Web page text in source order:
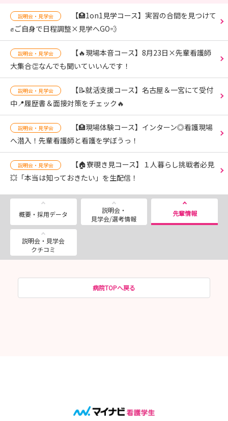
説明会・見学会
【🏥1on1見学コース】実習の合間を見つけて
✊ご自身で日程調整×見学へGO💨
説明会・見学会
【🔥現場本音コース】8月23日×先輩看護師
大集合👏なんでも聞いていいんです！
説明会・見学会
【📝就活支援コース】名古屋＆一宮にて受付
中📍履歴書＆面接対策をチェック🔥
説明会・見学会
【🏥現場体験コース】インターン◎看護現場
へ潜入！先輩看護師と看護を学ぼうっ！
説明会・見学会
【🏠寮覗き見コース】１人暮らし挑戦者必見
💥「本当は知っておきたい」を生配信！
概要・採用データ
説明会・
見学会/選考情報
先輩情報
説明会・見学会
クチコミ
病院TOPへ戻る